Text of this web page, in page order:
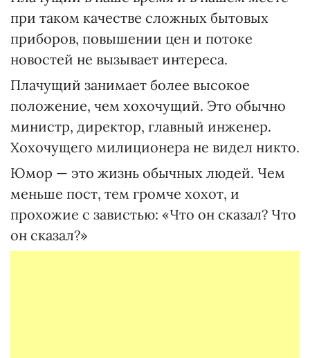
при таком качестве сложных бытовых
приборов, повышении цен и потоке
новостей не вызывает интереса.
Плачущий занимает более высокое
положение, чем хохочущий. Это обычно
министр, директор, главный инженер.
Хохочущего милиционера не видел никто.
Юмор — это жизнь обычных людей. Чем
меньше пост, тем громче хохот, и
прохожие с завистью: «Что он сказал? Что
он сказал?»